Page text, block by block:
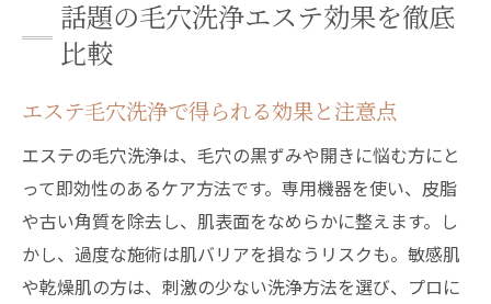
話題の毛穴洗浄エステ効果を徹底
比較
エステ毛穴洗浄で得られる効果と注意点
エステの毛穴洗浄は、毛穴の黒ずみや開きに悩む方にと
って即効性のあるケア方法です。専用機器を使い、皮脂
や古い角質を除去し、肌表面をなめらかに整えます。し
かし、過度な施術は肌バリアを損なうリスクも。敏感肌
や乾燥肌の方は、刺激の少ない洗浄方法を選び、プロに